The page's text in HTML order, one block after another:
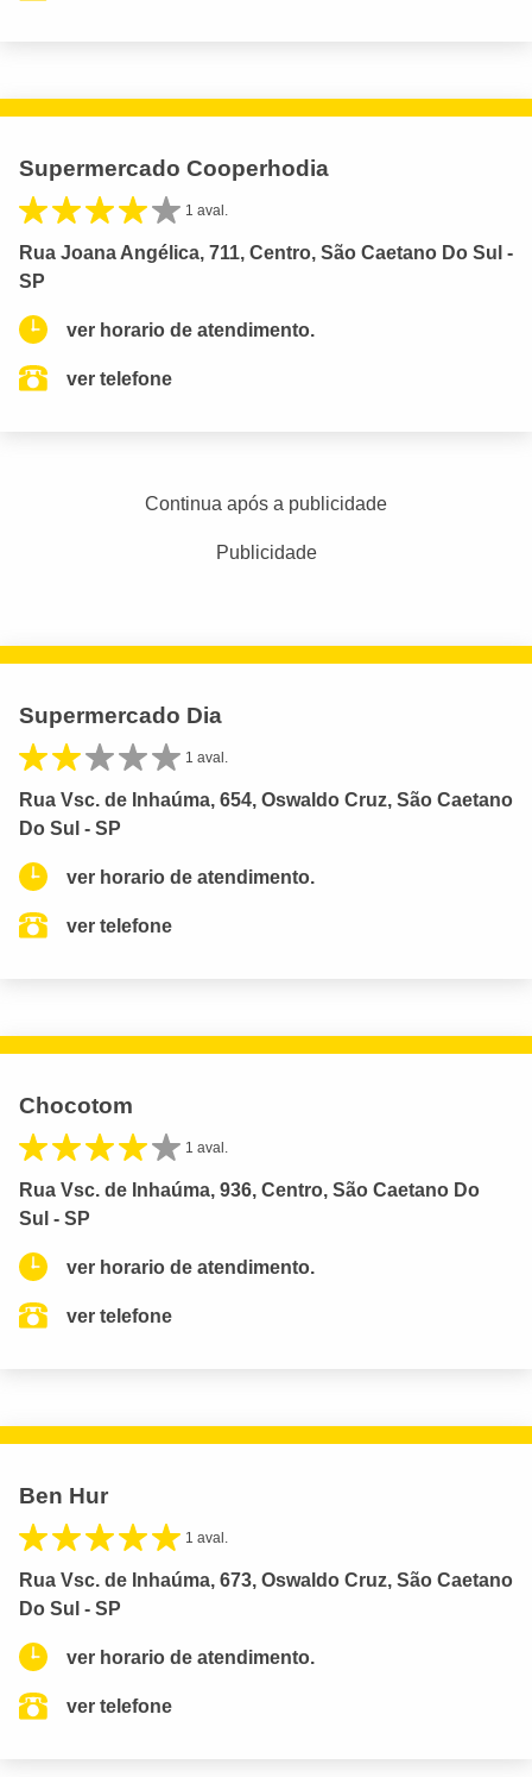
Supermercado Cooperhodia
1 aval.
Rua Joana Angélica, 711, Centro, São Caetano Do Sul -
SP
ver horario de atendimento.
ver telefone
Continua após a publicidade
Publicidade
Supermercado Dia
1 aval.
Rua Vsc. de Inhaúma, 654, Oswaldo Cruz, São Caetano
Do Sul - SP
ver horario de atendimento.
ver telefone
Chocotom
1 aval.
Rua Vsc. de Inhaúma, 936, Centro, São Caetano Do
Sul - SP
ver horario de atendimento.
ver telefone
Ben Hur
1 aval.
Rua Vsc. de Inhaúma, 673, Oswaldo Cruz, São Caetano
Do Sul - SP
ver horario de atendimento.
ver telefone